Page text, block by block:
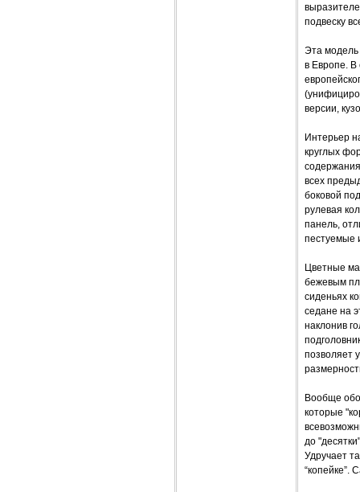
подвеску
Эта модель
в Европе. В
версии,
Интерьер
круглых
всех
боковой
рулевая
панель,
пестуемые
Цветные
бежевым
сиденьях
седане на
наклонив
позволяет
Вообще
которые
до
Удручает
“копейке”.